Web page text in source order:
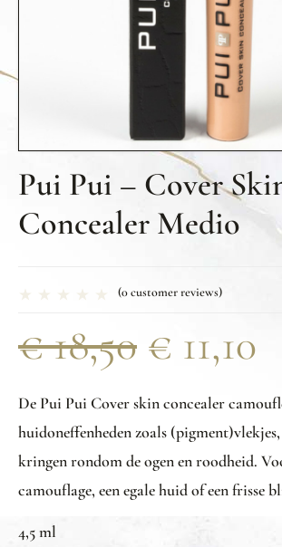
Pui Pui – Cover
Concealer Medio
(0customer reviews)
€18,50 € 11,10
De Pui Pui Cover skin concealer
huidoneffenheden zoals
kringen rondom de ogen en roodheid.
camouflage, een egale huid of een frisse
4,5 ml